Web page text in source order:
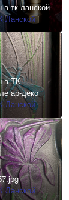
в тк ланской
Ланской
в ТК
ар-деко
Ланской
Ланской